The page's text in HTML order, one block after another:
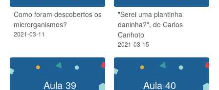
Como foram descobertos os
microrganismos?
2021-03-11
"Serei uma plantinha
daninha?", de Carlos
Canhoto
2021-03-15
Aula 39 Aula 40